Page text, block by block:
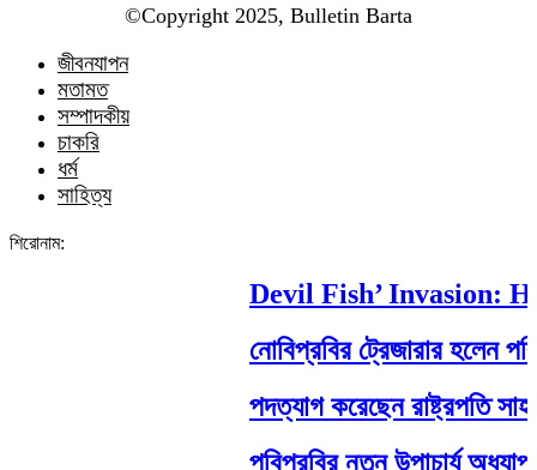
©️Copyright 2025, Bulletin Barta
জীবনযাপন
মতামত
সম্পাদকীয়
চাকরি
ধর্ম
সাহিত্য
শিরোনাম:
Devil Fish’ Invasion:
নোবিপ্রবির ট্রেজারার হলেন
পদত্যাগ করেছেন রাষ্ট্রপতি
পবিপ্রবির নতুন উপাচার্য